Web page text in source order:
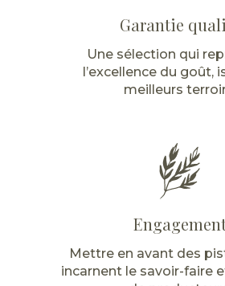
Garantie
Une sélection qui
l’excellence du goût,
meilleurs
Mettre en avant des
incarnent le savoir-faire